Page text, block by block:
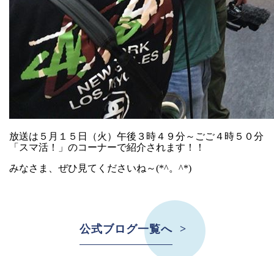
放送は５月１５日（火）午後３時４９分～ごご４時５０分
「スマ活！」のコーナーで紹介されます！！
みなさま、ぜひ見てくださいね～(*^。^*)
公式ブログ一覧へ